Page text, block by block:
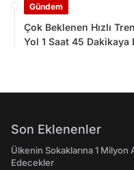
Gündem
Çok Beklenen Hızlı
Yol 1 Saat 45 Dakikaya
Son Eklenenler
Ülkenin Sokaklarına 1
Edecekler